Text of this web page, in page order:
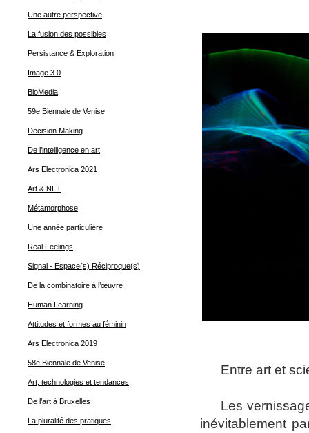
Une autre perspective
La fusion des possibles
Persistance & Exploration
Image 3.0
BioMedia
59e Biennale de Venise
Decision Making
De l’intelligence en art
Ars Electronica 2021
Art & NFT
Métamorphose
Une année particulière
Real Feelings
Signal - Espace(s) Réciproque(s)
De la combinatoire à l’œuvre
Human Learning
Attitudes et formes au féminin
Ars Electronica 2019
58e Biennale de Venise
Art, technologies et tendances
De l’art à Bruxelles
La pluralité des pratiques
Entre art et
Les
inévitablement